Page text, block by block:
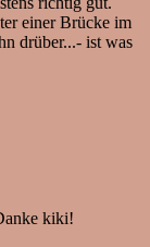
einer Brücke im
drüber...- ist was
kiki!